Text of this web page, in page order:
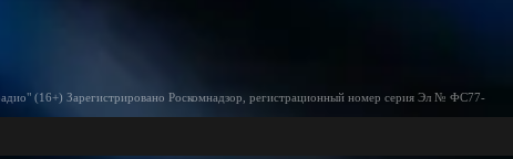
(16+) Зарегистрировано Роскомнадзор, регистрационный номер серия Эл № ФС77-